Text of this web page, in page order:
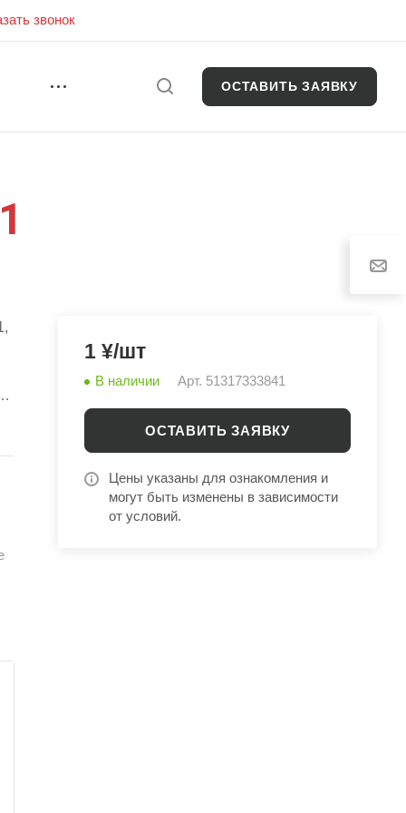
звонок
ОСТАВИТЬ ЗАЯВКУ
1 ¥/шт
В наличии Арт. 51317333841
ОСТАВИТЬ ЗАЯВКУ
Цены указаны для ознакомления и
могут быть изменены в зависимости
от условий.